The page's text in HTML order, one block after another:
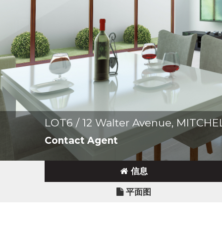
LOT6 / 12 Walter Avenue,
Contact Agent
信息
平面图